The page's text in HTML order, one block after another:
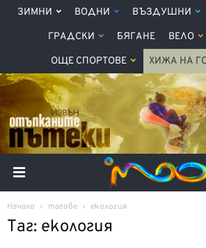
ЗИМНИ ВОДНИ ВЪЗДУШНИ
ГРАДСКИ БЯГАНЕ ВЕЛО
ОЩЕ СПОРТОВЕ ХИЖА НА
Начало тагове екология
Таг: екология